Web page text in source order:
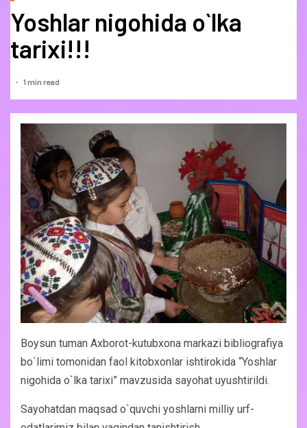
Yoshlar nigohida o`lka
tarixi!!!
1 min read
Boysun tuman Axborot-kutubxona markazi bibliografiya
bo`limi tomonidan faol kitobxonlar ishtirokida “Yoshlar
nigohida o`lka tarixi” mavzusida sayohat uyushtirildi.
Sayohatdan maqsad o`quvchi yoshlarni milliy urf-